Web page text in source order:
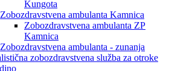
Kungota
Zobozdravstvena ambulanta Kamnica
Zobozdravstvena ambulanta ZP
Kamnica
Zobozdravstvena ambulanta - zunanja
zobozdravstvena služba za otroke